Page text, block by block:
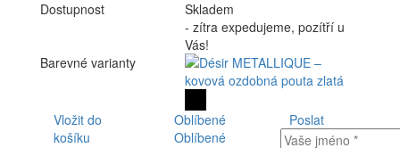
Dostupnost
Skladem
- zítra expedujeme, pozítří u
Vás!
Barevné varianty
Vložit do
košíku
Oblíbené
Oblíbené
Poslat